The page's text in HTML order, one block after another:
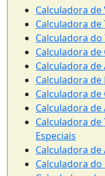
Calculadora de
Calculadora de
Calculadora
Calculadora de
Calculadora de
Calculadora
Calculadora de
Calculadora
Calculadora
Especiais
Calculadora
Calculadora